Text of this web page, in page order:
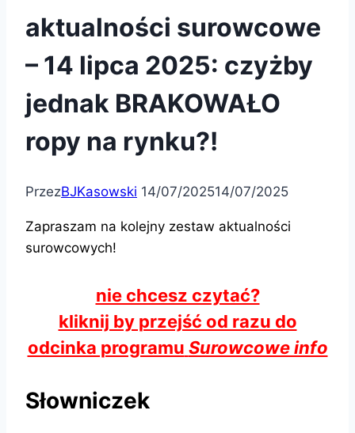
aktualności surowcowe
– 14 lipca 2025: czyżby
jednak BRAKOWAŁO
ropy na rynku?!
PrzezBJKasowski 14/07/202514/07/2025
Zapraszam na kolejny zestaw aktualności
surowcowych!
nie chcesz czytać?
kliknij by przejść od razu do
odcinka programu Surowcowe info
Słowniczek